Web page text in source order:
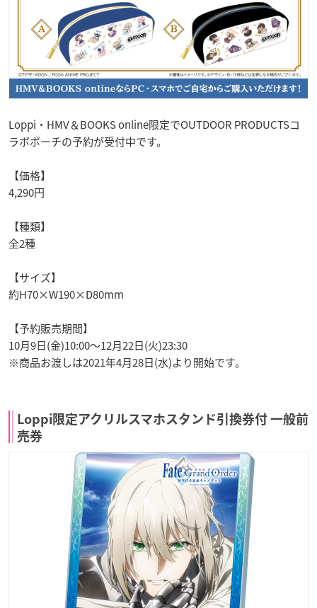
Loppi・HMV＆BOOKS online限定でOUTDOOR PRODUCTSコ
ラボポーチの予約が受付中です。
【価格】
4,290円
【種類】
全2種
【サイズ】
約H70×W190×D80mm
【予約販売期間】
10月9日(金)10:00～12月22日(火)23:30
※商品お渡しは2021年4月28日(水)より開始です。
Loppi限定アクリルスマホスタンド引換券付 一般前
売券